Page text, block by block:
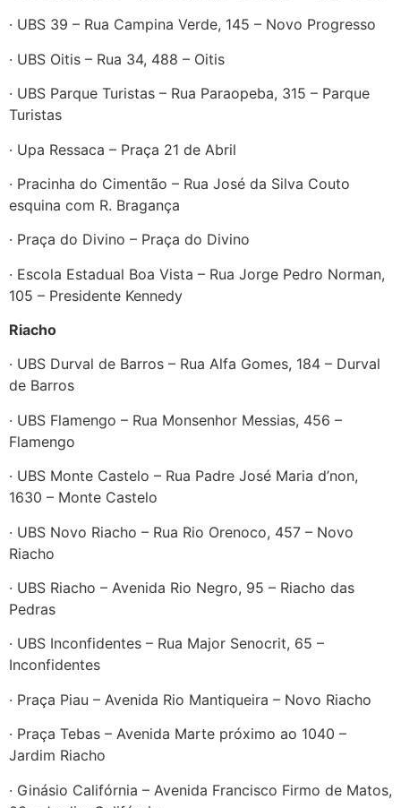
· UBS 39 – Rua Campina Verde, 145 – Novo Progresso
· UBS Oitis – Rua 34, 488 – Oitis
· UBS Parque Turistas – Rua Paraopeba, 315 – Parque
Turistas
· Upa Ressaca – Praça 21 de Abril
· Pracinha do Cimentão – Rua José da Silva Couto
esquina com R. Bragança
· Praça do Divino – Praça do Divino
· Escola Estadual Boa Vista – Rua Jorge Pedro Norman,
105 – Presidente Kennedy
Riacho
· UBS Durval de Barros – Rua Alfa Gomes, 184 – Durval
de Barros
· UBS Flamengo – Rua Monsenhor Messias, 456 –
Flamengo
· UBS Monte Castelo – Rua Padre José Maria d’non,
1630 – Monte Castelo
· UBS Novo Riacho – Rua Rio Orenoco, 457 – Novo
Riacho
· UBS Riacho – Avenida Rio Negro, 95 – Riacho das
Pedras
· UBS Inconfidentes – Rua Major Senocrit, 65 –
Inconfidentes
· Praça Piau – Avenida Rio Mantiqueira – Novo Riacho
· Praça Tebas – Avenida Marte próximo ao 1040 –
Jardim Riacho
· Ginásio Califórnia – Avenida Francisco Firmo de Matos,